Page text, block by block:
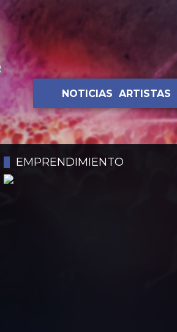
NOTICIAS ARTISTAS
EMPRENDIMIENTO